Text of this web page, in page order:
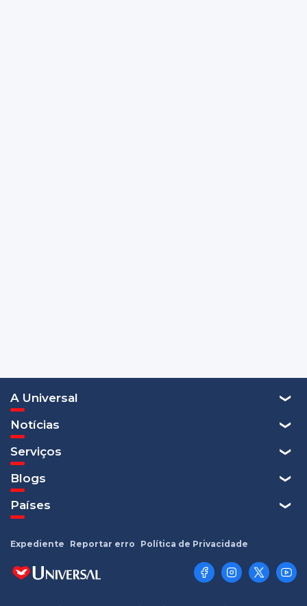
A Universal
Notícias
Serviços
Blogs
Países
Expediente Reportar erro Política de Privacidade